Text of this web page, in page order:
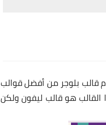
قالب بلوجر من أفضل قوالب
هذا القالب هو قالب ليفون ولكن